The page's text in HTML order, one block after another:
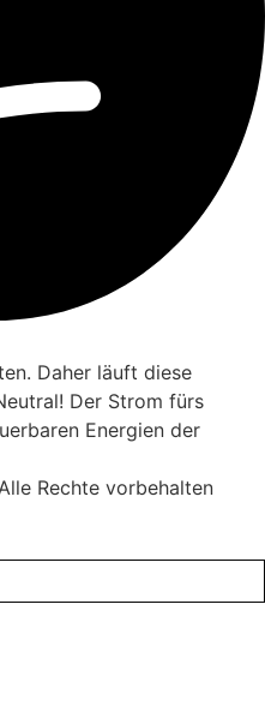
Daher läuft diese
Der Strom fürs
Energien der
Rechte vorbehalten